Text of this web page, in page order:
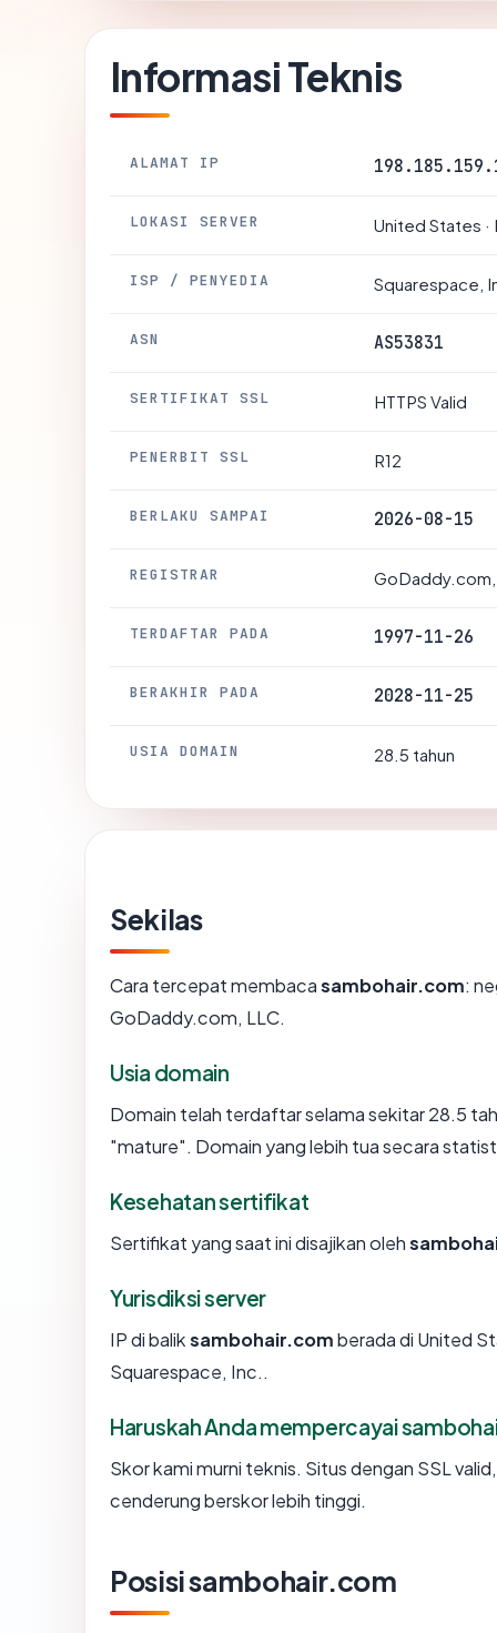
Informasi Teknis
ALAMAT IP
LOKASI SERVER United States ·
ISP / PENYEDIA Squarespace,
ASN AS53831
SERTIFIKAT SSL HTTPS Valid
PENERBIT SSL R12
BERLAKU SAMPAI 2026-08-15
REGISTRAR GoDaddy.com,
TERDAFTAR PADA 1997-11-26
BERAKHIR PADA 2028-11-25
USIA DOMAIN 28.5 tahun
Sekilas
Cara tercepat membacasambohair.com:
GoDaddy.com, LLC.
Usia domain
Domain telah terdaftar selama sekitar 28.5
"mature". Domain yang lebih tua secara
Kesehatan sertifikat
Sertifikat yang saat ini disajikan oleh
Yurisdiksi server
IP di baliksambohair.comberada di United
Squarespace, Inc..
Haruskah Anda mempercayai
Skor kami murni teknis. Situs dengan SSL
cenderung berskor lebih tinggi.
Posisi sambohair.com